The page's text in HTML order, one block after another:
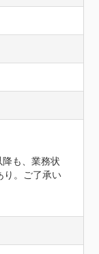
も、業務状
り。ご了承い